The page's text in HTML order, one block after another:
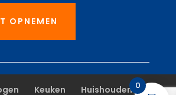
OPNEMEN
Keuken Huishouden 0